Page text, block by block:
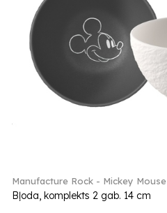
Manufacture Rock - Mickey Mouse
Bļoda, komplekts 2 gab. 14 cm